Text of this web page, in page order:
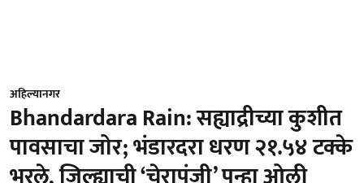
अहिल्यानगर
Bhandardara Rain: सह्याद्रीच्या कुशीत
पावसाचा जोर; भंडारदरा धरण २१.५४ टक्के